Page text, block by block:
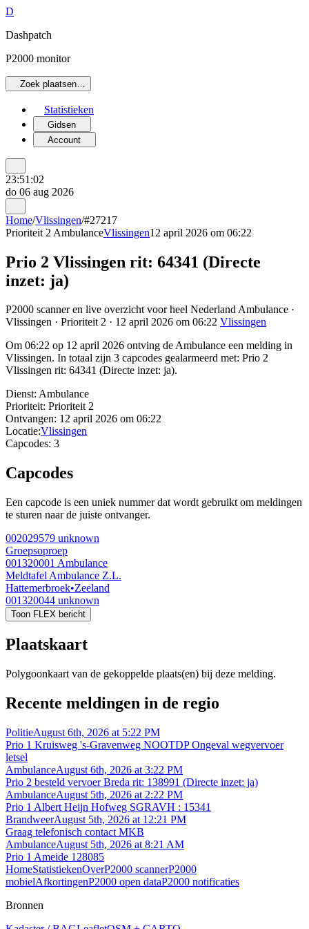
D
Dashpatch
P2000 monitor
Zoek plaatsen…
Statistieken
Gidsen
Account
23:51:02
do 06 aug 2026
Home/Vlissingen/#27217
Prioriteit 2 AmbulanceVlissingen12 april 2026 om 06:22
Prio 2 Vlissingen rit: 64341 (Directe
inzet: ja)
P2000 scanner en live overzicht voor heel Nederland Ambulance ·
Vlissingen · Prioriteit 2 · 12 april 2026 om 06:22 Vlissingen
Om 06:22 op 12 april 2026 ontving de Ambulance een melding in
Vlissingen. In totaal zijn 3 capcodes gealarmeerd met: Prio 2
Vlissingen rit: 64341 (Directe inzet: ja).
Dienst: Ambulance
Prioriteit: Prioriteit 2
Ontvangen: 12 april 2026 om 06:22
Locatie:Vlissingen
Capcodes: 3
Capcodes
Een capcode is een uniek nummer dat wordt gebruikt om meldingen
te sturen naar de juiste ontvanger.
002029579 unknown
Groepsoproep
001320001 Ambulance
Meldtafel Ambulance Z.L.
Hattemerbroek•Zeeland
001320044 unknown
Toon FLEX bericht
Plaatskaart
Polygoonkaart van de gekoppelde plaats(en) bij deze melding.
Recente meldingen in de regio
PolitieAugust 6th, 2026 at 5:22 PM
Prio 1 Kruisweg 's-Gravenweg NOOTDP Ongeval wegvervoer
letsel
AmbulanceAugust 6th, 2026 at 3:22 PM
Prio 2 besteld vervoer Breda rit: 138991 (Directe inzet: ja)
AmbulanceAugust 5th, 2026 at 2:22 PM
Prio 1 Albert Heijn Hofweg SGRAVH : 15341
BrandweerAugust 5th, 2026 at 12:21 PM
Graag telefonisch contact MKB
AmbulanceAugust 5th, 2026 at 8:21 AM
Prio 1 Ameide 128085
HomeStatistiekenOverP2000 scannerP2000
mobielAfkortingenP2000 open dataP2000 notificaties
Bronnen